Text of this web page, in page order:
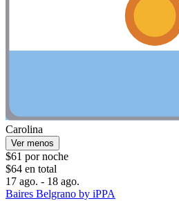
Carolina
Ver menos
$61 por noche
$64 en total
17 ago. - 18 ago.
Baires Belgrano by iPPA